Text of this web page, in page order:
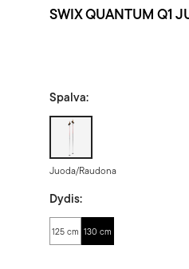
SWIX QUANTUM Q1
Spalva:
Juoda/Raudona
Dydis:
125 cm 130 cm